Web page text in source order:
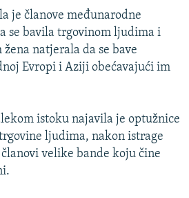
je članove međunarodne
se bavila trgovinom ljudima i
natjerala da se bave
Evropi i Aziji obećavajući im
istoku najavila je optužnice
ljudima, nakon istrage
velike bande koju čine